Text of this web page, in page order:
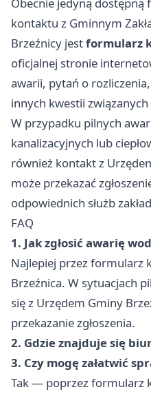
Obecnie jedyną
kontaktu z Gminnym
Brzeźnicy jestformularz
oficjalnej stronie
awarii, pytań o
innych kwestii związanych
W przypadku pilnych
kanalizacyjnych lub
również kontakt z
może przekazać
odpowiednich służb
FAQ
1. Jak zgłosić awarię
Najlepiej przez formularz
Brzeźnica. W sytuacjach
się z Urzędem Gminy
przekazanie zgłoszenia.
2. Gdzie znajduje się
3. Czy mogę załatwić
Tak — poprzez formularz